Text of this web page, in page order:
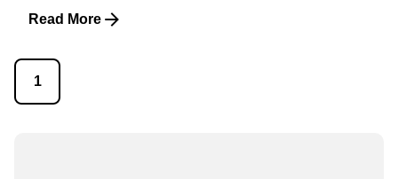
Read More
1